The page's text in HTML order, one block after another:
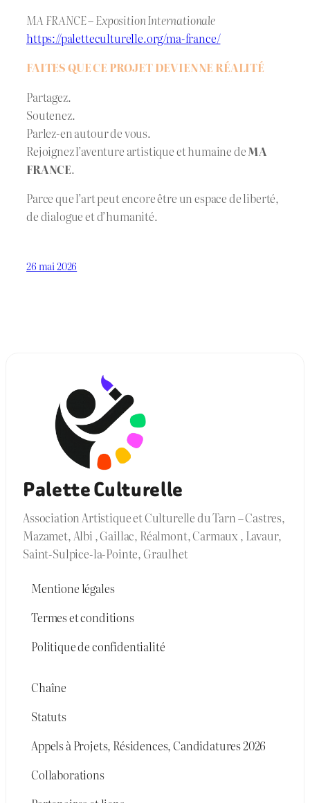
MA FRANCE – Exposition Internationale
https://paletteculturelle.org/ma-france/
FAITES QUE CE PROJET DEVIENNE RÉALITÉ
Partagez.
Soutenez.
Parlez-en autour de vous.
Rejoignez l’aventure artistique et humaine deMA
FRANCE.
Parce que l’art peut encore être un espace de liberté,
de dialogue et d’humanité.
26 mai 2026
Palette Culturelle
Association Artistique et Culturelle du Tarn – Castres,
Mazamet, Albi , Gaillac, Réalmont, Carmaux , Lavaur,
Saint-Sulpice-la-Pointe, Graulhet
Mentione légales
Termes et conditions
Politique de confidentialité
Chaîne
Statuts
Appels à Projets, Résidences, Candidatures 2026
Collaborations